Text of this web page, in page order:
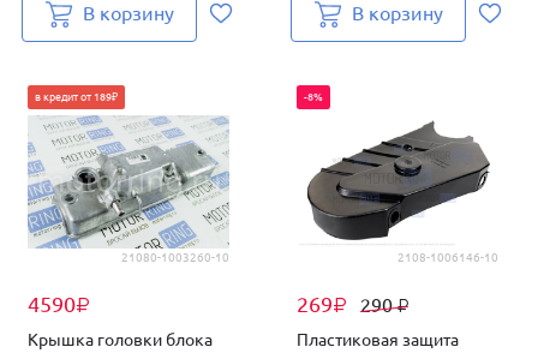
В корзину В корзину
21080-1003260-10
4590₽
в кредит от 189₽
Крышка головки блока
2108-1006146-10
269₽ 290₽
-8%
Пластиковая защита